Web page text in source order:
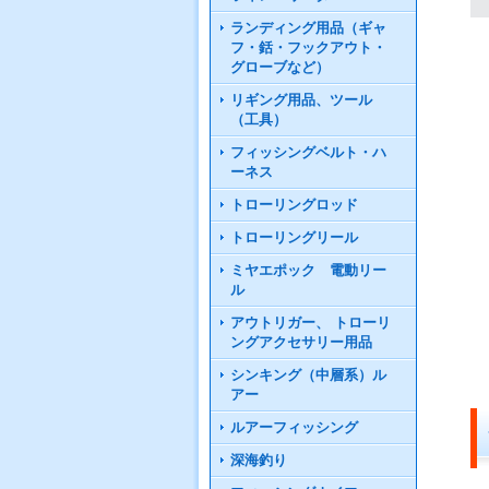
ランディング用品（ギャ
フ・銛・フックアウト・
グローブなど）
リギング用品、ツール
（工具）
フィッシングベルト・ハ
ーネス
トローリングロッド
トローリングリール
ミヤエポック 電動リー
ル
アウトリガー、 トローリ
ングアクセサリー用品
シンキング（中層系）ル
アー
ルアーフィッシング
深海釣り